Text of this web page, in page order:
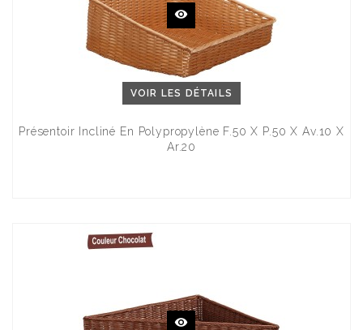
VOIR LES DÉTAILS
Présentoir Incliné En Polypropylène F.50 X P.50 X Av.10 X
Ar.20